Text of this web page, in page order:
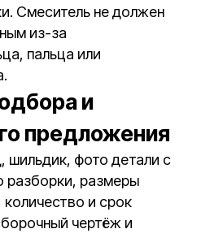
Смеситель не должен
из-за
пальца или
и
предложения
фото детали с
разборки, размеры
и срок
чертёж и